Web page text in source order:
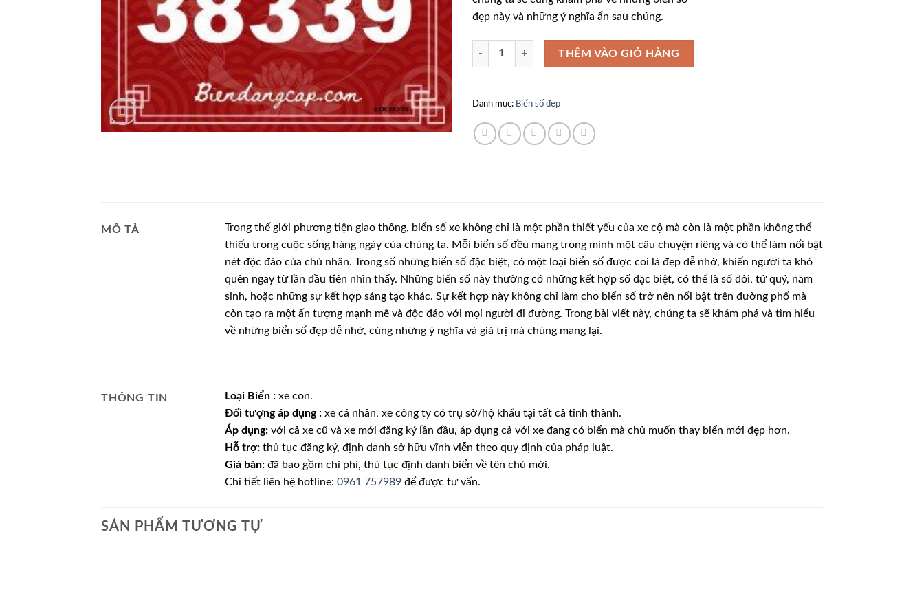
đẹp này và những ý nghĩa ẩn sau chúng.
61K38339 số lượng
THÊM VÀO GIỎ HÀNG
Danh mục: Biển số đẹp
MÔ TẢ
Trong thế giới phương tiện giao thông, biển số xe không chỉ là một phần thiết yếu của xe cộ mà còn là một phần không thể
thiếu trong cuộc sống hàng ngày của chúng ta. Mỗi biển số đều mang trong mình một câu chuyện riêng và có thể làm nổi bật
nét độc đáo của chủ nhân. Trong số những biển số đặc biệt, có một loại biển số được coi là đẹp dễ nhớ, khiến người ta khó
quên ngay từ lần đầu tiên nhìn thấy. Những biển số này thường có những kết hợp số đặc biệt, có thể là số đôi, tứ quý, năm
sinh, hoặc những sự kết hợp sáng tạo khác. Sự kết hợp này không chỉ làm cho biển số trở nên nổi bật trên đường phố mà
còn tạo ra một ấn tượng mạnh mẽ và độc đáo với mọi người đi đường. Trong bài viết này, chúng ta sẽ khám phá và tìm hiểu
về những biển số đẹp dễ nhớ, cùng những ý nghĩa và giá trị mà chúng mang lại.
THÔNG TIN Loại Biển : xe con.
Đối tượng áp dụng : xe cá nhân, xe công ty có trụ sở/hộ khẩu tại tất cả tỉnh thành.
Áp dụng: với cả xe cũ và xe mới đăng ký lần đầu, áp dụng cả với xe đang có biển mà chủ muốn thay biển mới đẹp hơn.
Hỗ trợ: thủ tục đăng ký, định danh sở hữu vĩnh viễn theo quy định của pháp luật.
Giá bán: đã bao gồm chi phí, thủ tục định danh biển về tên chủ mới.
Chi tiết liên hệ hotline: 0961 757989 để được tư vấn.
SẢN PHẨM TƯƠNG TỰ